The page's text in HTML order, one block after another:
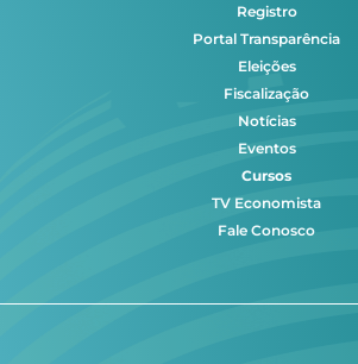
Registro
Portal Transparência
Eleições
Fiscalização
Notícias
Eventos
Cursos
TV Economista
Fale Conosco